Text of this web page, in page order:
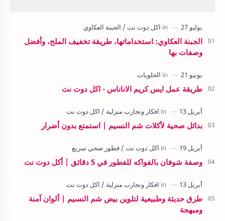
الجبنة العكاوي: استخداماتها، طريقة تخفيف الملح، وأفضل
وصفات بها
طريقة عمل ايس كريم الاناناس - اكل دوت نت
بدائل صحية لأكلات شم النسيم | استمتع بدون أضرار
وصفة شوفان بالفواكه للفطور في 5 دقائق | أكل دوت نت
طرق حديثة وطبيعية لتلوين بيض شم النسيم | ألوان آمنة
ومبهجة